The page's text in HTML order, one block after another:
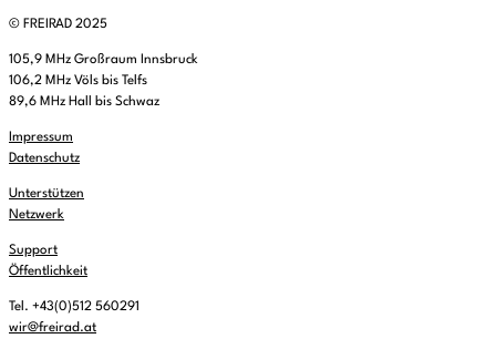
© FREIRAD 2025
105,9 MHz Großraum Innsbruck
106,2 MHz Völs bis Telfs
89,6 MHz Hall bis Schwaz
Impressum
Datenschutz
Unterstützen
Netzwerk
Support
Öffentlichkeit
Tel. +43(0)512 560291
wir@freirad.at